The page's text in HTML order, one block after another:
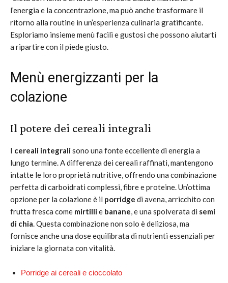
l’energia e la concentrazione, ma può anche trasformare il
ritorno alla routine in un’esperienza culinaria gratificante.
Esploriamo insieme menù facili e gustosi che possono aiutarti
a ripartire con il piede giusto.
Menù energizzanti per la
colazione
Il potere dei cereali integrali
I cereali integralisono una fonte eccellente di energia a
lungo termine. A differenza dei cereali raffinati, mantengono
intatte le loro proprietà nutritive, offrendo una combinazione
perfetta di carboidrati complessi, fibre e proteine. Un’ottima
opzione per la colazione è il porridge di avena, arricchito con
frutta fresca come mirtillie banane, e una spolverata di semi
di chia. Questa combinazione non solo è deliziosa, ma
fornisce anche una dose equilibrata di nutrienti essenziali per
iniziare la giornata con vitalità.
Porridge ai cereali e cioccolato